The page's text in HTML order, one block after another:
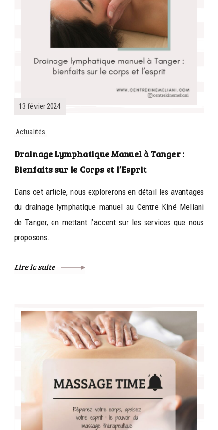
13 février 2024
Actualités
Drainage Lymphatique Manuel à Tanger :
Bienfaits sur le Corps et l’Esprit
Dans cet article, nous explorerons en détail les avantages
du drainage lymphatique manuel au Centre Kiné Meliani
de Tanger, en mettant l’accent sur les services que nous
proposons.
Lire la suite